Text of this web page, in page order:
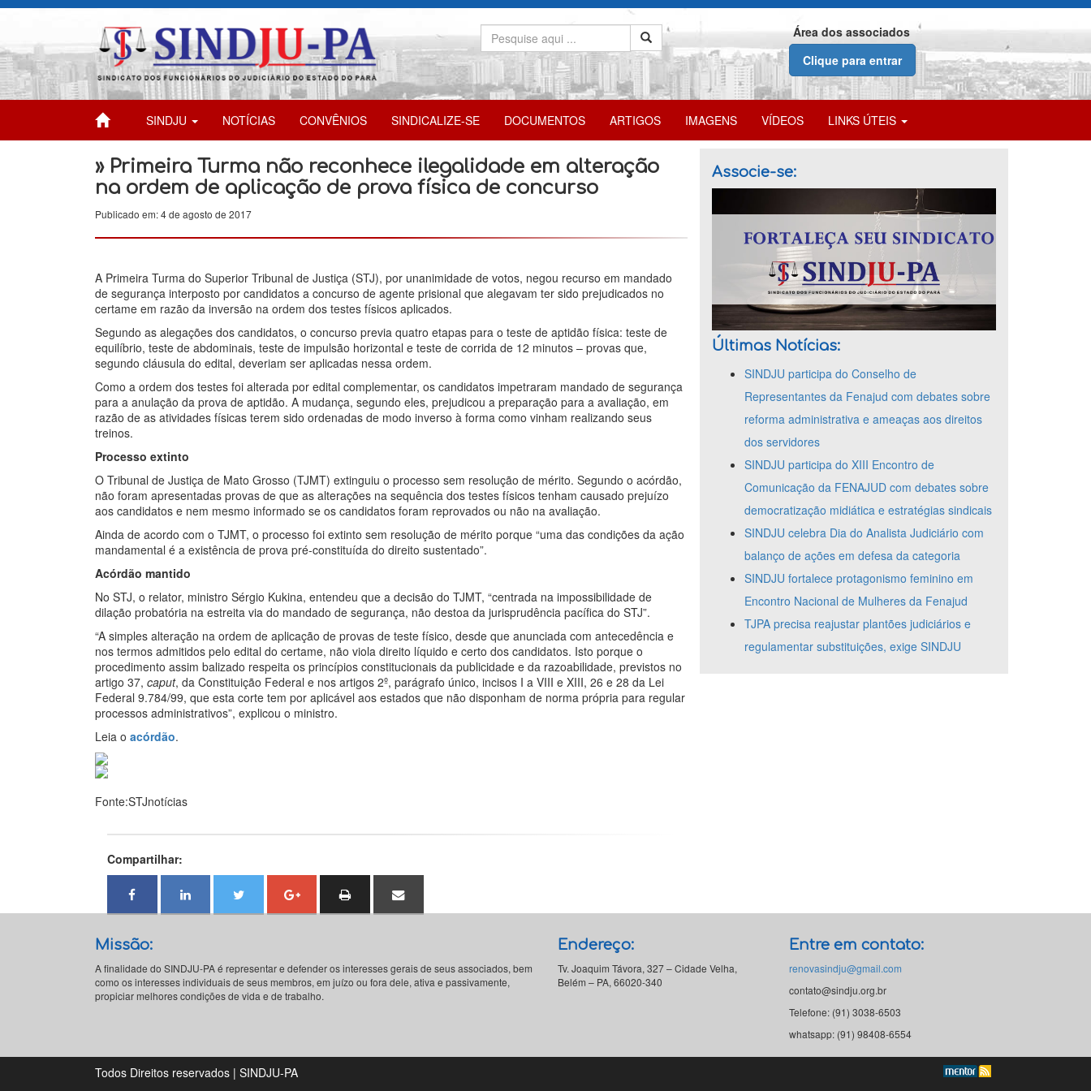
Área dos associados
Clique para entrar
SINDJU NOTÍCIAS CONVÊNIOS SINDICALIZE-SE DOCUMENTOS ARTIGOS IMAGENS VÍDEOS LINKS ÚTEIS
» Primeira Turma não reconhece ilegalidade em alteração
na ordem de aplicação de prova física de concurso
Publicado em: 4 de agosto de 2017
A Primeira Turma do Superior Tribunal de Justiça (STJ), por unanimidade de votos, negou recurso em mandado
de segurança interposto por candidatos a concurso de agente prisional que alegavam ter sido prejudicados no
certame em razão da inversão na ordem dos testes físicos aplicados.
Segundo as alegações dos candidatos, o concurso previa quatro etapas para o teste de aptidão física: teste de
equilíbrio, teste de abdominais, teste de impulsão horizontal e teste de corrida de 12 minutos – provas que,
segundo cláusula do edital, deveriam ser aplicadas nessa ordem.
Como a ordem dos testes foi alterada por edital complementar, os candidatos impetraram mandado de segurança
para a anulação da prova de aptidão. A mudança, segundo eles, prejudicou a preparação para a avaliação, em
razão de as atividades físicas terem sido ordenadas de modo inverso à forma como vinham realizando seus
treinos.
Processo extinto
O Tribunal de Justiça de Mato Grosso (TJMT) extinguiu o processo sem resolução de mérito. Segundo o acórdão,
não foram apresentadas provas de que as alterações na sequência dos testes físicos tenham causado prejuízo
aos candidatos e nem mesmo informado se os candidatos foram reprovados ou não na avaliação.
Ainda de acordo com o TJMT, o processo foi extinto sem resolução de mérito porque “uma das condições da ação
mandamental é a existência de prova pré-constituída do direito sustentado”.
Acórdão mantido
No STJ, o relator, ministro Sérgio Kukina, entendeu que a decisão do TJMT, “centrada na impossibilidade de
dilação probatória na estreita via do mandado de segurança, não destoa da jurisprudência pacífica do STJ”.
“A simples alteração na ordem de aplicação de provas de teste físico, desde que anunciada com antecedência e
nos termos admitidos pelo edital do certame, não viola direito líquido e certo dos candidatos. Isto porque o
procedimento assim balizado respeita os princípios constitucionais da publicidade e da razoabilidade, previstos no
artigo 37, caput, da Constituição Federal e nos artigos 2º, parágrafo único, incisos I a VIII e XIII, 26 e 28 da Lei
Federal 9.784/99, que esta corte tem por aplicável aos estados que não disponham de norma própria para regular
processos administrativos”, explicou o ministro.
Leia o acórdão.
Fonte:STJnotícias
Compartilhar:
Associe-se:
Últimas Notícias:
SINDJU participa do Conselho de
Representantes da Fenajud com debates sobre
reforma administrativa e ameaças aos direitos
dos servidores
SINDJU participa do XIII Encontro de
Comunicação da FENAJUD com debates sobre
democratização midiática e estratégias sindicais
SINDJU celebra Dia do Analista Judiciário com
balanço de ações em defesa da categoria
SINDJU fortalece protagonismo feminino em
Encontro Nacional de Mulheres da Fenajud
TJPA precisa reajustar plantões judiciários e
regulamentar substituições, exige SINDJU
Missão:
A finalidade do SINDJU-PA é representar e defender os interesses gerais de seus associados, bem
como os interesses individuais de seus membros, em juízo ou fora dele, ativa e passivamente,
propiciar melhores condições de vida e de trabalho.
Endereço:
Tv. Joaquim Távora, 327 – Cidade Velha,
Belém – PA, 66020-340
Entre em contato:
renovasindju@gmail.com
contato@sindju.org.br
Telefone: (91) 3038-6503
whatsapp: (91) 98408-6554
Todos Direitos reservados | SINDJU-PA